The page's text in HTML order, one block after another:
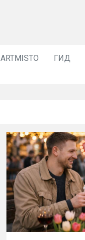
ARTMISTO ГИД